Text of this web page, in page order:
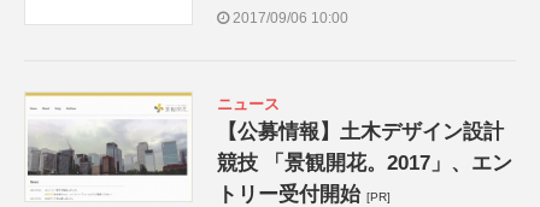
2017/09/06 10:00
ニュース
【公募情報】土木デザイン設計
競技 「景観開花。2017」、エン
トリー受付開始 [PR]